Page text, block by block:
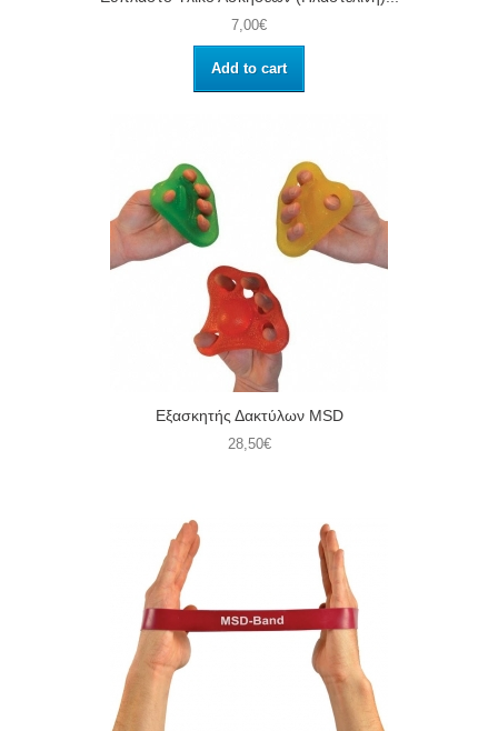
7,00€
Add to cart
Εξασκητής Δακτύλων MSD
28,50€